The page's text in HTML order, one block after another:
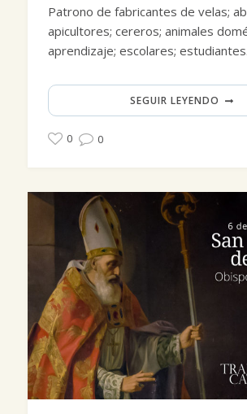
Patrono de fabricantes de velas;
apicultores; cereros; animales
aprendizaje; escolares; estudiantes.
SEGUIR LEYENDO
0 0